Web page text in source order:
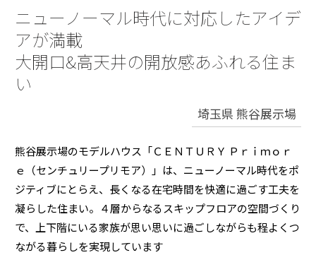
分譲住宅（建売・土地）検索
中古住宅検索
スムストック検索
売る
住まいの売却
社宅建築
医療・介護・子育て・障がい福祉施設
これから土地活用・賃貸経営をご検討の方
土地活用の基礎から長期安定経営を目指すオーナー様まで、賃貸経営
に役立つ多彩な情報を幅広くお届けします。
ホームラウンジ 土地活用・賃貸経営
事業用リノベーション
ホテル・旅館リフォーム
リフォーム営業所
これからリフォームをご検討の方
実例動画や基礎知識、収納の工夫など、理想の住まいを叶えるリフォ
ームの具体策とアイデアを豊富にご用意しています。
ホームラウンジ リフォーム
事業用売買
すべてのフィールドに新しい価値をデザインし、持続可能な未来志向
のまちづくりを実現していきます。
ミサワゼネラルソリューション
ミサワリフォーム
ご相談窓口
ミサワホームオーナーさま・リフォーム工事ご契約者さまとミサワホ
ームを結ぶコミュニケーションサイト。お得・便利・安心なコンテン
ツや、ミサワホームからの大切なお知らせなど配信しています。
ミサワホームグループ
IR情報
採用情報
新卒者採用
中途採用
ニューノーマル時代に対応したアイデ
アが満載
大開口&高天井の開放感あふれる住ま
い
埼玉県 熊谷展示場
熊谷展示場のモデルハウス「ＣＥＮＴＵＲＹ Ｐｒｉｍｏｒ
ｅ（センチュリープリモア）」は、ニューノーマル時代をポ
ジティブにとらえ、長くなる在宅時間を快適に過ごす工夫を
凝らした住まい。４層からなるスキップフロアの空間づくり
で、上下階にいる家族が思い思いに過ごしながらも程よくつ
ながる暮らしを実現しています